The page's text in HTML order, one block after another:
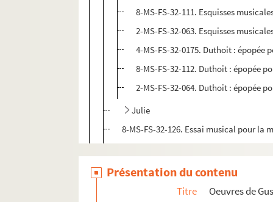
8-MS-FS-32-111. Esquisses
2-MS-FS-32-063. Esquisses
4-MS-FS-32-0175. Duthoit :
8-MS-FS-32-112. Duthoit : épopée
2-MS-FS-32-064. Duthoit : épopée
Julie
8-MS-FS-32-126. Essai musical pour la
Poèmes envoyés à mettre en
Esquisses musicales
Présentation du contenu
Titre Oeuvres de